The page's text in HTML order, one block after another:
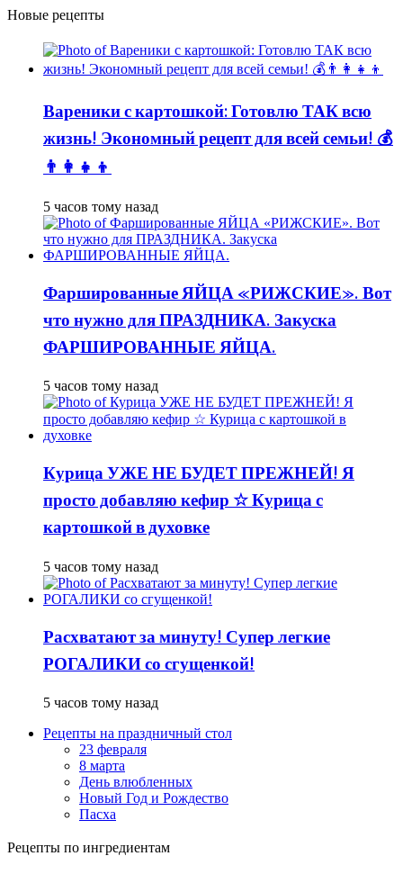
Новые рецепты
Вареники с картошкой: Готовлю ТАК всю
жизнь! Экономный рецепт для всей семьи! 💰
👨👩👧👦
5 часов тому назад
Фаршированные ЯЙЦА «РИЖСКИЕ». Вот
что нужно для ПРАЗДНИКА. Закуска
ФАРШИРОВАННЫЕ ЯЙЦА.
5 часов тому назад
Курица УЖЕ НЕ БУДЕТ ПРЕЖНЕЙ! Я
просто добавляю кефир ☆ Курица с
картошкой в духовке
5 часов тому назад
Расхватают за минуту! Супер легкие
РОГАЛИКИ со сгущенкой!
5 часов тому назад
Рецепты на праздничный стол
23 февраля
8 марта
День влюбленных
Новый Год и Рождество
Пасха
Рецепты по ингредиентам